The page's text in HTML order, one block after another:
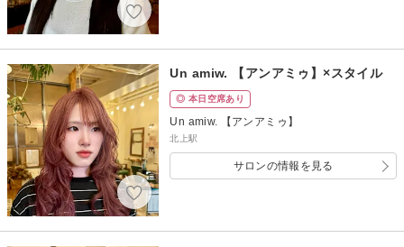
Un amiw. 【アンアミゥ】×スタイル
◎ 本日空席あり
Un amiw. 【アンアミゥ】
北上駅
サロンの情報を見る